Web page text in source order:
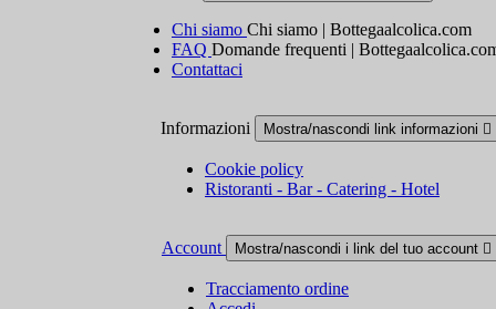
Chi siamo Chi siamo | Bottegaalcolica.com
FAQ Domande frequenti |
Contattaci
Informazioni Mostra/nascondi link informazioni 
Cookie policy
Ristoranti - Bar - Catering - Hotel
Account Mostra/nascondi i link del tuo account 
Tracciamento ordine